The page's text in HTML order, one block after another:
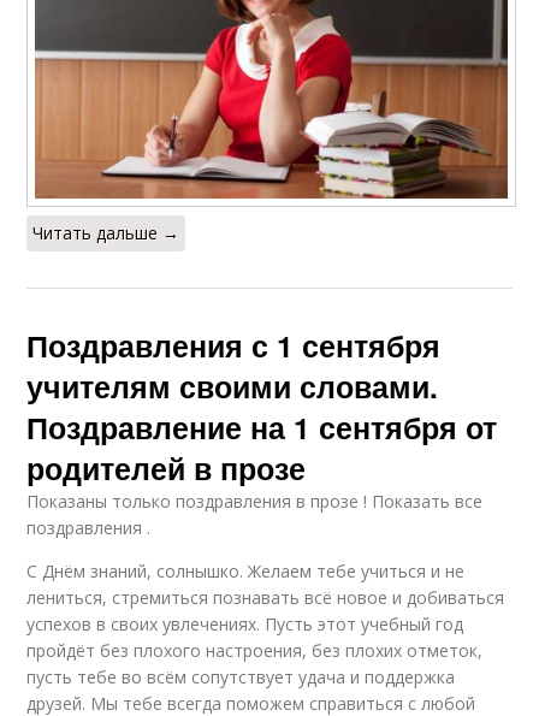
Читать дальше →
Поздравления с 1 сентября
учителям своими словами.
Поздравление на 1 сентября от
родителей в прозе
Показаны только поздравления в прозе ! Показать все
поздравления .
С Днём знаний, солнышко. Желаем тебе учиться и не
лениться, стремиться познавать всё новое и добиваться
успехов в своих увлечениях. Пусть этот учебный год
пройдёт без плохого настроения, без плохих отметок,
пусть тебе во всём сопутствует удача и поддержка
друзей. Мы тебе всегда поможем справиться с любой